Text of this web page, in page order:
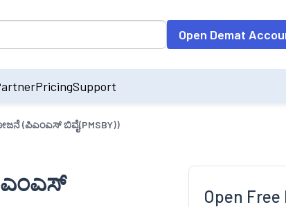
the input field. On entering data into the input
Open Demat
PricingSupport
(ಪಿಎಂಎಸ್ ಬಿವೈ(PMSBY))
Open